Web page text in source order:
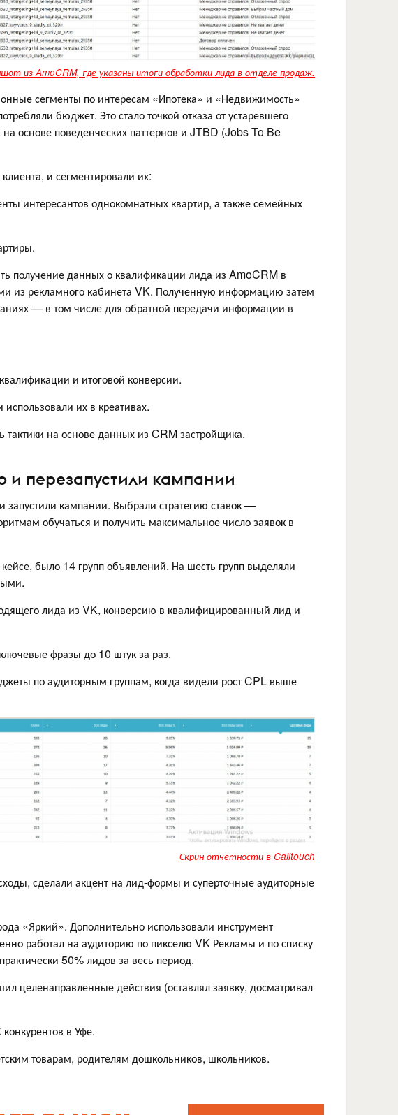
из AmoCRM, где указаны итоги обработки лида в отделе продаж.
сегменты по интересам «Ипотека» и «Недвижимость»
бюджет. Это стало точкой отказа от устаревшего
на основе поведенческих паттернов и JTBD (Jobs To Be
и сегментировали их:
интересантов однокомнатных квартир, а также семейных
получение данных о квалификации лида из AmoCRM в
из рекламного кабинета VK. Полученную информацию затем
— в том числе для обратной передачи информации в
и итоговой конверсии.
их в креативах.
на основе данных из CRM застройщика.
и перезапустили кампании
кампании. Выбрали стратегию ставок —
обучаться и получить максимальное число заявок в
было 14 групп объявлений. На шесть групп выделяли
лида из VK, конверсию в квалифицированный лид и
фразы до 10 штук за раз.
по аудиторным группам, когда видели рост CPL выше
Скрин отчетности в Calltouch
сделали акцент на лид-формы и суперточные аудиторные
«Яркий». Дополнительно использовали инструмент
работал на аудиторию по пикселю VK Рекламы и по списку
50% лидов за весь период.
целенаправленные действия (оставлял заявку, досматривал
в Уфе.
товарам, родителям дошкольников, школьников.